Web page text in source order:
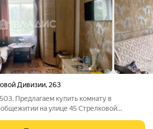
Дивизии, 263
Предлагаем купить комнату в
на улице 45 Стрелковой